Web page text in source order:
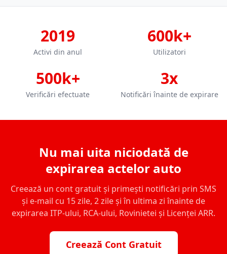
2019
Activi din anul
600k+
Utilizatori
500k+
Verificări efectuate
3x
Notificări înainte de expirare
Nu mai uita niciodată de
expirarea actelor auto
Creează un cont gratuit și primești notificări prin SMS
și e-mail cu 15 zile, 2 zile și în ultima zi înainte de
expirarea ITP-ului, RCA-ului, Rovinietei și Licenței ARR.
Creează Cont Gratuit